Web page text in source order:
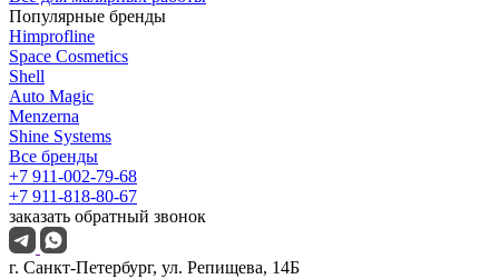
Популярные бренды
Himprofline
Space Cosmetics
Shell
Auto Magic
Menzerna
Shine Systems
Все бренды
+7 911-002-79-68
+7 911-818-80-67
заказать обратный звонок
г. Санкт-Петербург, ул. Репищева, 14Б